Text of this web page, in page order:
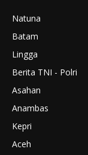
Natuna
Batam
Lingga
Berita TNI - Polri
Asahan
Anambas
Kepri
Aceh